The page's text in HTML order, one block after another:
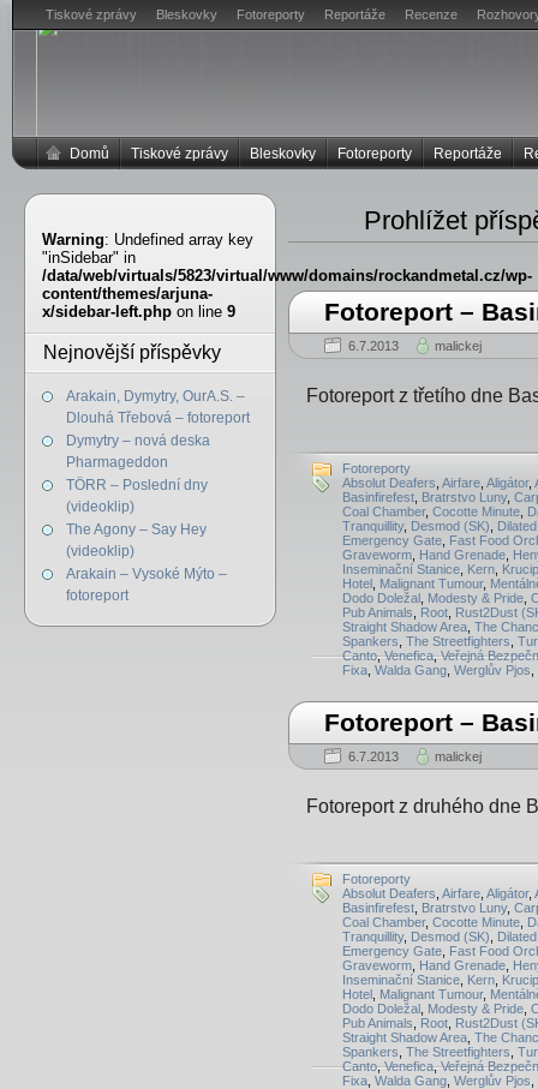
Tiskové zprávy Bleskovky Fotoreporty Reportáže Recenze
Domů Tiskové zprávy Bleskovky Fotoreporty Reportáže
Warning: Undefined array key
"inSidebar" in
/data/web/virtuals/5823/virtual/www/domains/rockandmetal.cz/wp-
content/themes/arjuna-
x/sidebar-left.php on line 9
Nejnovější příspěvky
Arakain, Dymytry, OurA.S. –
Dlouhá Třebová – fotoreport
Dymytry – nová deska
Pharmageddon
TÖRR – Poslední dny
(videoklip)
The Agony – Say Hey
(videoklip)
Arakain – Vysoké Mýto –
fotoreport
Prohlížet
Fotoreport –
6.7.2013 malickej
Fotoreport z třetího dne
Fotoreporty
Absolut Deafers Airfare Aligátor,
Basinfirefest Bratrstvo Luny,
Coal Chamber, Cocotte Minute
Tranquillity, Desmod (SK) Dilated
Emergency Gate Fast Food
Graveworm Hand Grenade
Inseminační Stanice Kern
Hotel Malignant Tumour,
Dodo Doležal Modesty & Pride
Pub Animals
Root Rust2Dust
Straight Shadow Area The
Spankers The Streetfighters
Canto,Venefica,Veřejná
Fixa Walda Gang Werglův Pjos
Fotoreport –
6.7.2013 malickej
Fotoreport z druhého dne
Fotoreporty
Absolut Deafers Airfare Aligátor,
Basinfirefest Bratrstvo Luny,
Coal Chamber, Cocotte Minute
Tranquillity, Desmod (SK) Dilated
Emergency Gate Fast Food
Graveworm Hand Grenade
Inseminační Stanice Kern
Hotel Malignant Tumour,
Dodo Doležal Modesty & Pride
Pub Animals
Root Rust2Dust
Straight Shadow Area The
Spankers The Streetfighters
Canto,Venefica,Veřejná
Fixa Walda Gang Werglův Pjos